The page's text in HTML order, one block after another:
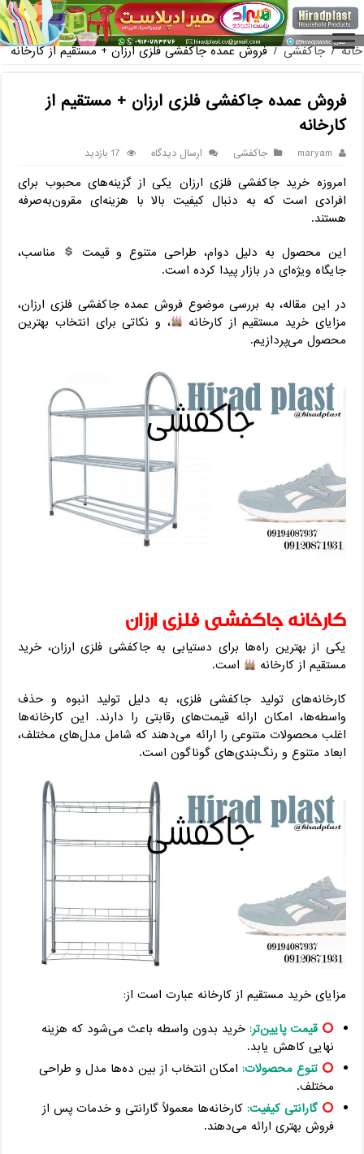
فروش گلدان پلاستیکی گلخانه به صورت آنلاین
خانه / جاکفشی / فروش عمده جاکفشی فلزی ارزان + مستقیم از کارخانه
فروش عمده جاکفشی فلزی ارزان + مستقیم از
کارخانه
maryam جاکفشی ارسال دیدگاه 17 بازدید
امروزه خرید جاکفشی فلزی ارزان یکی از گزینه‌های محبوب برای
افرادی است که به دنبال کیفیت بالا با هزینه‌ای مقرون‌به‌صرفه
هستند.
این محصول به دلیل دوام، طراحی متنوع و قیمت
مناسب،
جایگاه ویژه‌ای در بازار پیدا کرده است.
در این مقاله، به بررسی موضوع فروش عمده جاکفشی فلزی ارزان،
مزایای خرید مستقیم از کارخانه
، و نکاتی برای انتخاب بهترین
محصول می‌پردازیم.
کارخانه جاکفشی فلزی ارزان
یکی از بهترین راه‌ها برای دستیابی به جاکفشی فلزی ارزان، خرید
مستقیم از کارخانه
است.
کارخانه‌های تولید جاکفشی فلزی، به دلیل تولید انبوه و حذف
واسطه‌ها، امکان ارائه قیمت‌های رقابتی را دارند. این کارخانه‌ها
اغلب محصولات متنوعی را ارائه می‌دهند که شامل مدل‌های مختلف،
ابعاد متنوع و رنگ‌بندی‌های گوناگون است.
مزایای خرید مستقیم از کارخانه عبارت است از:
قیمت پایین‌تر:خرید بدون واسطه باعث می‌شود که هزینه
نهایی کاهش یابد.
تنوع محصولات: امکان انتخاب از بین ده‌ها مدل و طراحی
مختلف.
گارانتی کیفیت:کارخانه‌ها معمولاً گارانتی و خدمات پس از
فروش بهتری ارائه می‌دهند.